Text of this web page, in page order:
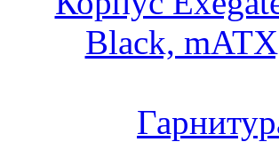
Black,